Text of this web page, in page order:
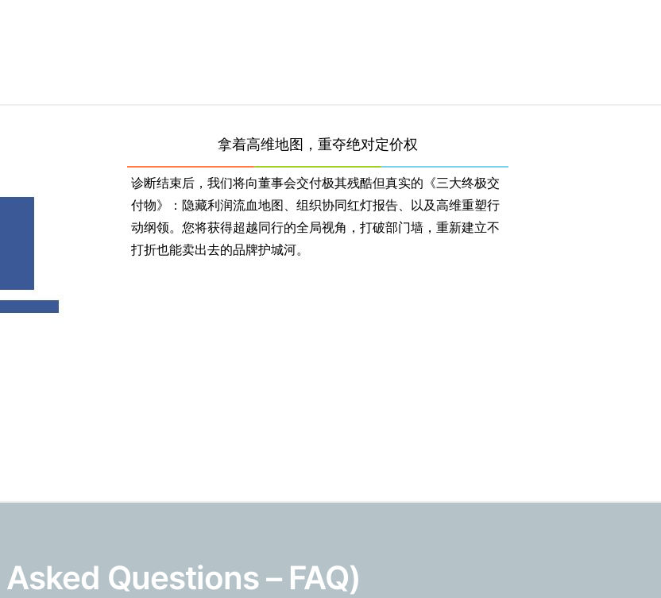
拿着高维地图，重夺绝对定价权
诊断结束后，我们将向董事会交付极其残酷但真实的《三大终极交
付物》：隐藏利润流血地图、组织协同红灯报告、以及高维重塑行
动纲领。您将获得超越同行的全局视角，打破部门墙，重新建立不
打折也能卖出去的品牌护城河。
Questions – FAQ)